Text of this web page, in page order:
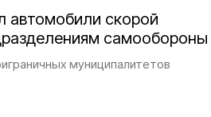
автомобили скорой
самообороны
муниципалитетов